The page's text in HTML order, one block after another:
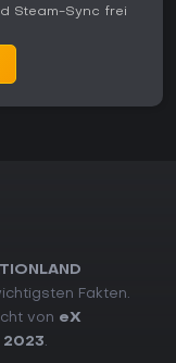
Steam-Sync frei
Fakten.
von eX
2023.